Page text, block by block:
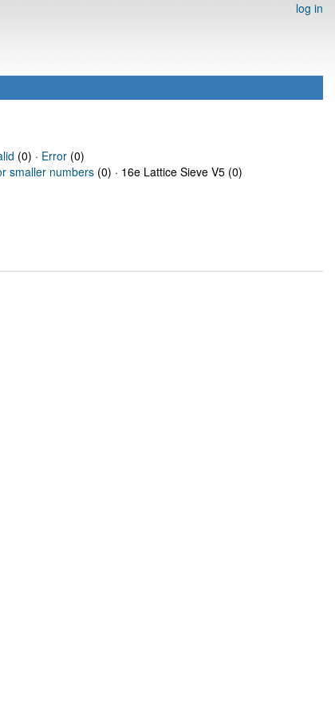
log in
(0) · Error(0)
smaller numbers (0) · 16e Lattice Sieve V5 (0)